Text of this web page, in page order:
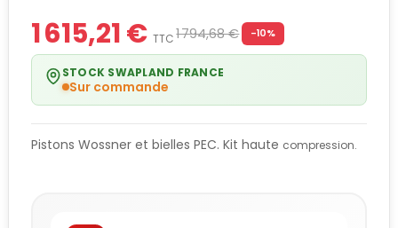
1 615,21 € TTC1 794,68 € -10%
STOCK SWAPLAND FRANCE
Sur commande
Pistons Wossner et bielles PEC. Kit haute compression.